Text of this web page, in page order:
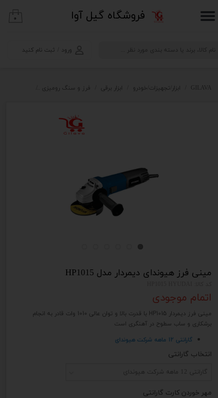
​فروشگاه گیل آوا
ورود ثبت نام کنید
حساب کاربری من
خروج از حساب کاربری
۰
GILAVA ابزار/تجهیزات/خودرو ابزار برقی فرز و سنگ رومیزی
مینی فرز هیوندای دیمردار مدل HP1015
اتمام موجودی
مینی فرز دیمردار HP1015 با قدرت بالا و توان عالی 1010 وات قادر به انجام
برشکاری و ساب سطوح در آهنگری است
گارانتی 12 ماهه شرکت هیوندای
انتخاب گارانتی
گارانتی 12 ماهه شرکت هیوندای
مهر خوردن کارت گارانتی